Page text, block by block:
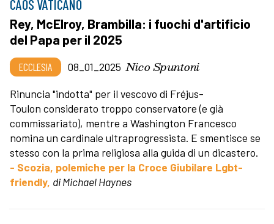
CAOS VATICANO
Rey, McElroy, Brambilla: i fuochi d'artificio
del Papa per il 2025
ECCLESIA 08_01_2025 Nico Spuntoni
Rinuncia "indotta" per il vescovo di Fréjus-
Toulon considerato troppo conservatore (e già
commissariato), mentre a Washington Francesco
nomina un cardinale ultraprogressista. E smentisce se
stesso con la prima religiosa alla guida di un dicastero.
- Scozia, polemiche per la Croce Giubilare Lgbt-
friendly, di Michael Haynes